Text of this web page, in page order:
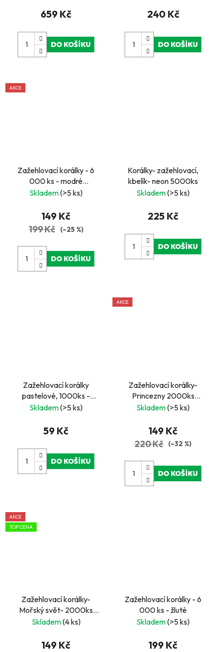
659 Kč
DO KOŠÍKU
240 Kč
DO KOŠÍKU
AKCE
Zažehlovací korálky - 6
000 ks - modré
průhledné
Skladem(>5 ks)
149 Kč
199 Kč (–25 %)
DO KOŠÍKU
Korálky- zažehlovací,
kbelík- neon 5000ks
Skladem(>5 ks)
225 Kč
DO KOŠÍKU
Zažehlovací korálky
pastelové, 1000ks -
fialové
Skladem(>5 ks)
59 Kč
DO KOŠÍKU
AKCE
Zažehlovací korálky-
Princezny 2000ks
korálků, 3 předlohy
Skladem(>5 ks)
149 Kč
220 Kč (–32 %)
DO KOŠÍKU
AKCE
TOP CENA
Zažehlovací korálky-
Mořský svět- 2000ks
korálků, 1 ks tvarované
Skladem(4 ks)
149 Kč
Zažehlovací korálky - 6
000 ks - žluté
Skladem(>5 ks)
199 Kč